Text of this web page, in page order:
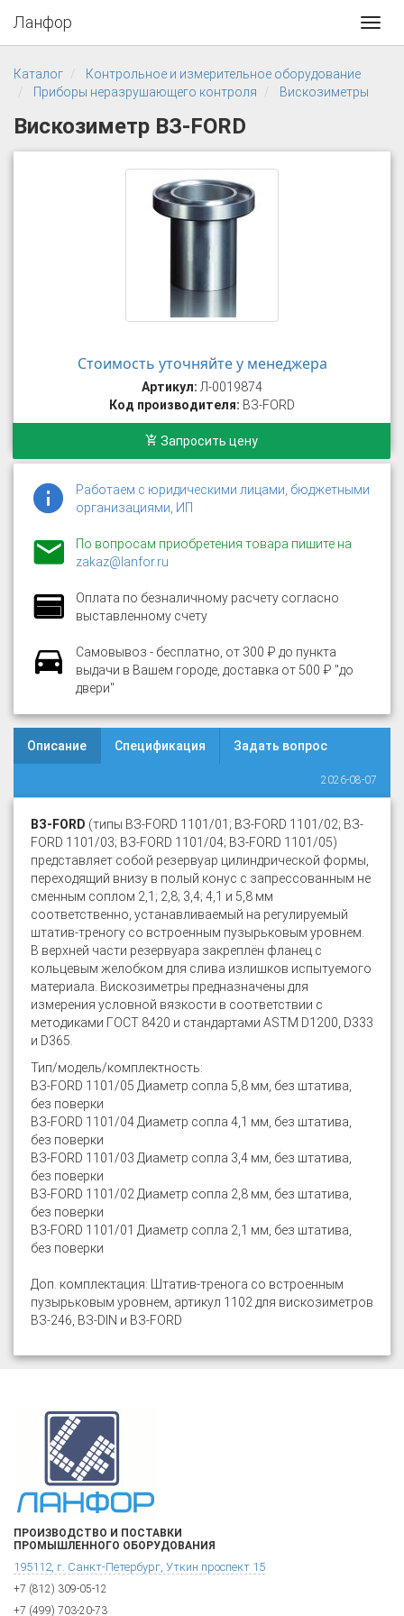
Ланфор
Каталог
Контрольное и измерительное оборудование
Приборы неразрушающего контроля
Вискозиметры
Вискозиметр ВЗ-FORD
Стоимость уточняйте у менеджера
Артикул: Л-0019874
Код производителя: ВЗ-FORD
Запросить цену
Работаем с юридическими лицами, бюджетными
организациями, ИП
По вопросам приобретения товара пишите на
zakaz@lanfor.ru
Оплата по безналичному расчету согласно
выставленному счету
Самовывоз - бесплатно, от 300 ₽ до пункта
выдачи в Вашем городе, доставка от 500 ₽ "до
двери"
Описание Спецификация Задать вопрос
2026-08-07
ВЗ-FORD (типы ВЗ-FORD 1101/01; ВЗ-FORD 1101/02; ВЗ-
FORD 1101/03; ВЗ-FORD 1101/04; ВЗ-FORD 1101/05)
представляет собой резервуар цилиндрической формы,
переходящий внизу в полый конус с запрессованным не
сменным соплом 2,1; 2,8; 3,4; 4,1 и 5,8 мм
соответственно, устанавливаемый на регулируемый
штатив-треногу со встроенным пузырьковым уровнем.
В верхней части резервуара закреплён фланец с
кольцевым желобком для слива излишков испытуемого
материала. Вискозиметры предназначены для
измерения условной вязкости в соответствии с
методиками ГОСТ 8420 и стандартами ASTM D1200, D333
и D365.
Тип/модель/комплектность:
ВЗ-FORD 1101/05 Диаметр сопла 5,8 мм, без штатива,
без поверки
ВЗ-FORD 1101/04 Диаметр сопла 4,1 мм, без штатива,
без поверки
ВЗ-FORD 1101/03 Диаметр сопла 3,4 мм, без штатива,
без поверки
ВЗ-FORD 1101/02 Диаметр сопла 2,8 мм, без штатива,
без поверки
ВЗ-FORD 1101/01 Диаметр сопла 2,1 мм, без штатива,
без поверки
Доп. комплектация: Штатив-тренога со встроенным
пузырьковым уровнем, артикул 1102 для вискозиметров
ВЗ-246, ВЗ-DIN и ВЗ-FORD
ПРОИЗВОДСТВО И ПОСТАВКИ
ПРОМЫШЛЕННОГО ОБОРУДОВАНИЯ
195112, г. Санкт-Петербург, Уткин проспект 15
+7 (812) 309-05-12
+7 (499) 703-20-73